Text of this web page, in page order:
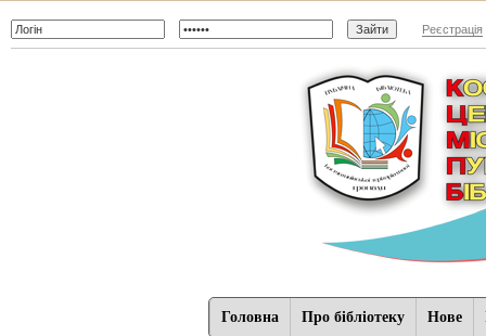
Реєстрація
Головна Про бібліотеку Нове